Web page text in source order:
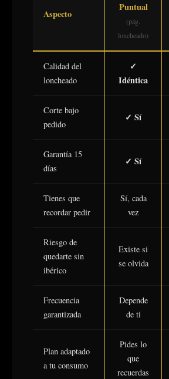
Aspecto
Puntual
(pág.
loncheado)
Calidad del
loncheado
✓
Idéntica
Corte bajo
pedido
✓ Sí
Garantía 15
días
✓ Sí
Tienes que
recordar pedir
Sí, cada
vez
Riesgo de
quedarte sin
ibérico
Existe si
se olvida
Frecuencia
garantizada
Depende
de ti
Plan adaptado
a tu consumo
Pides lo
que
recuerdas